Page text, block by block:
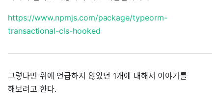
https://www.npmjs.com/package/typeorm-
transactional-cls-hooked
그렇다면 위에 언급하지 않았던 1개에 대해서 이야기를
해보려고 한다.